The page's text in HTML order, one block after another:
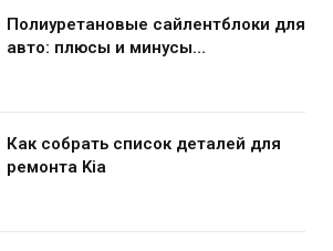
Полиуретановые сайлентблоки для
авто: плюсы и минусы
Как собрать список деталей для
ремонта Kia